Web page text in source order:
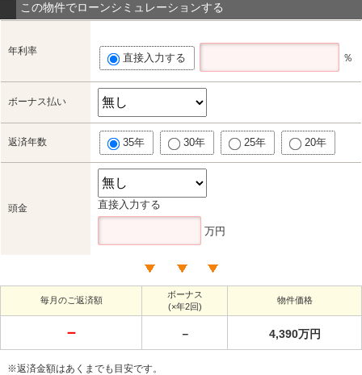
この物件でローンシミュレーションする
年利率
直接入力する ％
ボーナス払い
返済年数 35年 30年 25年 20年
頭金 直接入力する
万円
毎月のご返済額
ボーナス
(×年2回)
物件価格
－ － 4,390万円
※返済金額はあくまでも目安です。